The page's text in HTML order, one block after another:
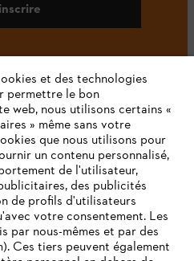
#STIHL
et des technologies
permettre le bon
web, nous utilisons certains «
» même sans votre
que nous utilisons pour
un contenu personnalisé,
de l'utilisateur,
des publicités
de profils d'utilisateurs
votre consentement. Les
par nous-mêmes et par des
Ces tiers peuvent également